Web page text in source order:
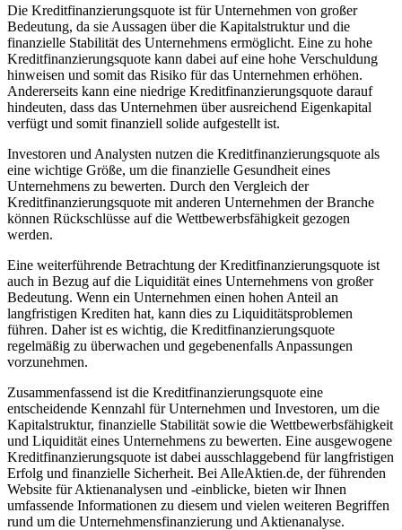
Die Kreditfinanzierungsquote ist für Unternehmen von großer
Bedeutung, da sie Aussagen über die Kapitalstruktur und die
finanzielle Stabilität des Unternehmens ermöglicht. Eine zu hohe
Kreditfinanzierungsquote kann dabei auf eine hohe Verschuldung
hinweisen und somit das Risiko für das Unternehmen erhöhen.
Andererseits kann eine niedrige Kreditfinanzierungsquote darauf
hindeuten, dass das Unternehmen über ausreichend Eigenkapital
verfügt und somit finanziell solide aufgestellt ist.
Investoren und Analysten nutzen die Kreditfinanzierungsquote als
eine wichtige Größe, um die finanzielle Gesundheit eines
Unternehmens zu bewerten. Durch den Vergleich der
Kreditfinanzierungsquote mit anderen Unternehmen der Branche
können Rückschlüsse auf die Wettbewerbsfähigkeit gezogen
werden.
Eine weiterführende Betrachtung der Kreditfinanzierungsquote ist
auch in Bezug auf die Liquidität eines Unternehmens von großer
Bedeutung. Wenn ein Unternehmen einen hohen Anteil an
langfristigen Krediten hat, kann dies zu Liquiditätsproblemen
führen. Daher ist es wichtig, die Kreditfinanzierungsquote
regelmäßig zu überwachen und gegebenenfalls Anpassungen
vorzunehmen.
Zusammenfassend ist die Kreditfinanzierungsquote eine
entscheidende Kennzahl für Unternehmen und Investoren, um die
Kapitalstruktur, finanzielle Stabilität sowie die Wettbewerbsfähigkeit
und Liquidität eines Unternehmens zu bewerten. Eine ausgewogene
Kreditfinanzierungsquote ist dabei ausschlaggebend für langfristigen
Erfolg und finanzielle Sicherheit. Bei AlleAktien.de, der führenden
Website für Aktienanalysen und -einblicke, bieten wir Ihnen
umfassende Informationen zu diesem und vielen weiteren Begriffen
rund um die Unternehmensfinanzierung und Aktienanalyse.